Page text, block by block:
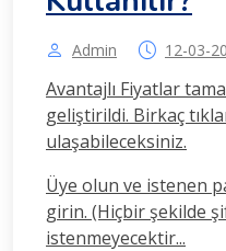
Admin 12-03-
Avantajlı Fiyatlar
geliştirildi. Birkaç
ulaşabileceksiniz.
Üye olun ve istenen
girin. (Hiçbir şekilde
istenmeyecektir...